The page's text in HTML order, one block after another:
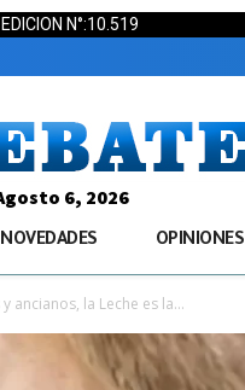
N°:10.519
6, 2026
NOVEDADES OPINIONES
ancianos, la Leche es la...